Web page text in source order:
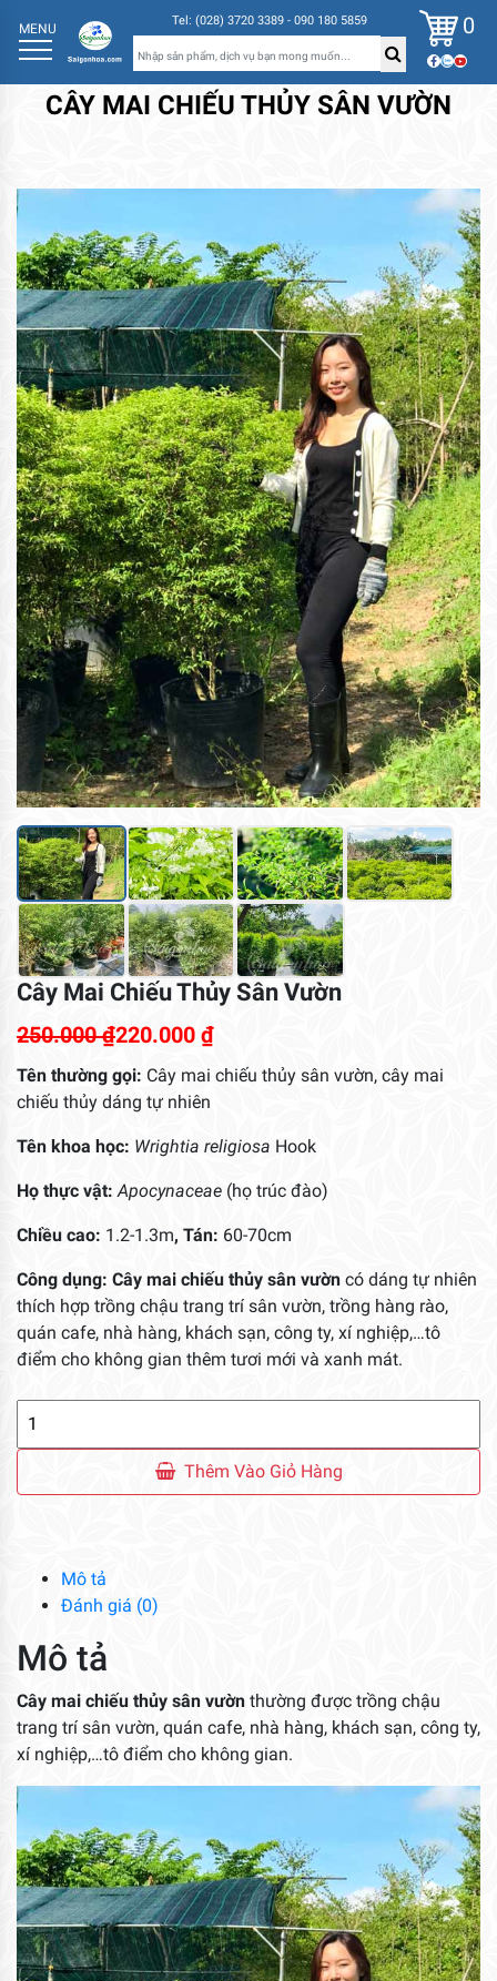
MENU Tel: (028) 3720 3389 - 090 180 5859 0
CÂY MAI CHIẾU THỦY SÂN VƯỜN
Cây Mai Chiếu Thủy Sân Vườn
250.000₫220.000 ₫
Tên thường gọi: Cây mai chiếu thủy sân vườn, cây mai
chiếu thủy dáng tự nhiên
Tên khoa học: Wrightia religiosa Hook
Họ thực vật: Apocynaceae (họ trúc đào)
Chiều cao: 1.2-1.3m, Tán: 60-70cm
Công dụng: Cây mai chiếu thủy sân vườn có dáng tự nhiên
thích hợp trồng chậu trang trí sân vườn, trồng hàng rào,
quán cafe, nhà hàng, khách sạn, công ty, xí nghiệp,…tô
điểm cho không gian thêm tươi mới và xanh mát.
Thủy
Thêm Vào Giỏ Hàng
Mô tả
Đánh giá (0)
Mô tả
Cây mai chiếu thủy sân vườn thường được trồng chậu
trang trí sân vườn, quán cafe, nhà hàng, khách sạn, công ty,
xí nghiệp,…tô điểm cho không gian.